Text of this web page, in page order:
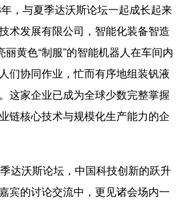
与夏季达沃斯论坛一起成长起来
术发展有限公司，智能化装备智造
丽黄色“制服”的智能机器人在车间内
们协同作业，忙而有序地组装钒液
这家企业已成为全球少数完整掌握
链核心技术与规模化生产能力的企
沃斯论坛，中国科技创新的跃升
宾的讨论交流中，更见诸会场内一